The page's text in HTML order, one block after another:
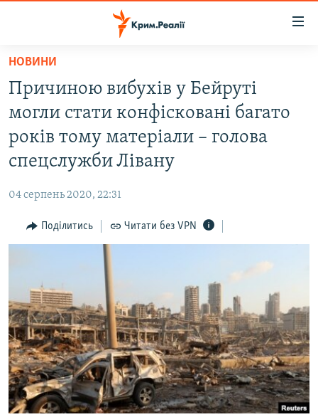
Перейти
основного
матеріалу
Перейти
до
основної
Перейти
пошуку
ВОДА.КРИМ
ВІДЕО ТА ФОТО
ПОГЛЯД
ІНТЕРВ'Ю
СПЕЦПРОЕКТИ
ДЕПОРТАЦІЯ
ВІДЕОУРОКИ «ELIFBE»
СВІДЧЕННЯ ОКУПАЦІЇ
УКРАЇНСЬКА ПРОБЛЕМА КРИМУ
ІНФОГРАФІКА
ЯК ОБІЙТИ БЛОКУВАННЯ
Русский
Qırımtatar
ДОЛУЧАЙСЯ!
НОВИНИ
Причиною вибухів у Бейруті
могли стати конфісковані багато
років тому матеріали – голова
спецслужби Лівану
04 серпень 2020, 22:31
Поділитись Читати без VPN